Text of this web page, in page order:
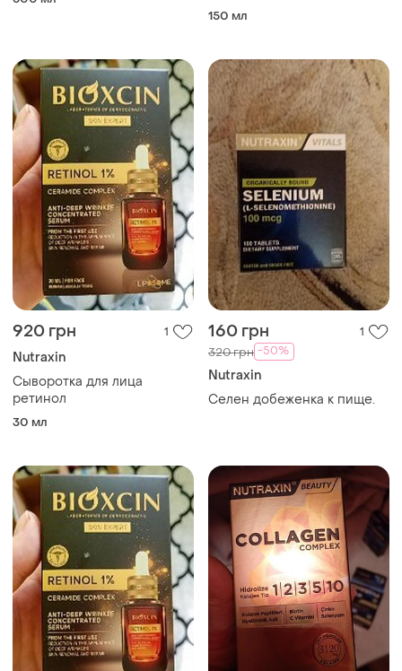
150 мл
920 грн 1
Nutraxin
Сыворотка для лица
ретинол
30 мл
160 грн 1
320 грн -50%
Nutraxin
Селен добеженка к пище.